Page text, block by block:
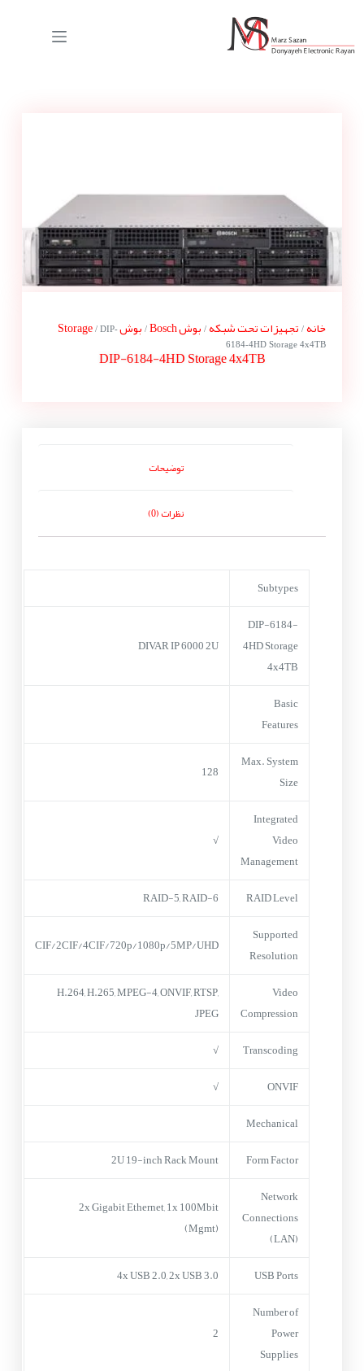
خانه/ تجهیزات تحت شبکه/ بوش Bosch / بوش Storage/ DIP-
6184-4HD Storage 4x4TB
DIP-6184-4HD Storage 4x4TB
توضیحات
نظرات (0)
Subtypes
DIP-6184-
4HD Storage
4x4TB
DIVAR IP 6000 2U
Basic
Features
Max. System
Size
128
Integrated
Video
Management
√
RAID Level
RAID-5, RAID-6
Supported
Resolution
CIF/2CIF/4CIF/720p/1080p/5MP/UHD
Video
Compression
H.264, H.265, MPEG-4, ONVIF, RTSP,
JPEG
Transcoding
√
ONVIF
√
Mechanical
Form Factor
2U 19-inch Rack Mount
Network
Connections
(LAN)
2x Gigabit Ethernet, 1x 100Mbit
(Mgmt)
USB Ports
4x USB 2.0, 2x USB 3.0
Number of
Power
Supplies
2